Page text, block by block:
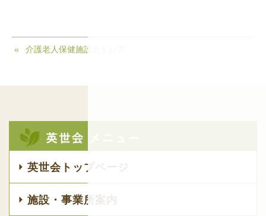
介護老人保健施設カトレア
英世会トップページ
施設・事業所案内